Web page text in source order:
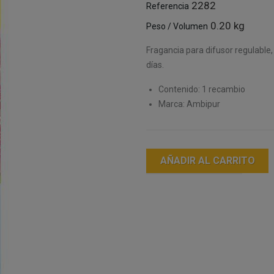
Referencia 2282
Peso / Volumen 0.20 kg
Fragancia para difusor
días.
Contenido: 1 recambio
Marca: Ambipur
AÑADIR AL CARRITO